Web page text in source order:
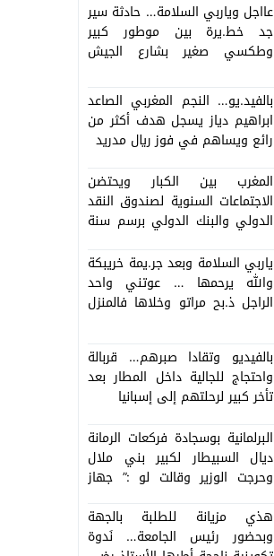
عااجل وياربي السلامة… حادثة سير
جد خط.يرة بين موطور كبير
وطكسي صغير بشارع الجيش
ركاب الى المستعجلات (فيديو)
بالفيد.يو… النجم المغربي الصاعد
ابراهيم دياز يسجل هدف أكثر من
رائع ويساهم في فوز ريال مدريد
المغرب بين الكبار ويحتضن
الاجتماعات السنوية لصندوق النقد
الدولي والبنك الدولي برسم سنة
الأ.مني المغربي في تنظيم
التظاهرات الكبرى(البوم صور)
ياربي السلامة وبعد جر.يمة خريبكة
والله يرحمها … عوتني واحد
الراجل ذ.بح مراتو وخلاها فالمنزل
بالفيديو وتقادا صبرهم… قربالة
واحتجاج للجالية داخل المطار بعد
تأخر كبير لرحلتهم إلى إسبانيا
البرلمانية بوسجادة فركعات الرمانة
ديال السبيطار لكبير بني ملال
وحرجت الوزير وقالت لو :” جهاز
وماعمرو خدم من 2018″ = فيديو=
هذي مزيانة للطلبة بالجهة
وبحضور رئيس الجامعة… نَدوة